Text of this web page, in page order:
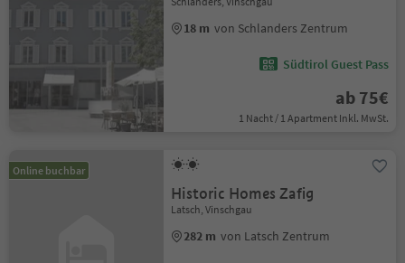
18 m von Schlanders Zentrum
Südtirol Guest Pass
ab 75€
1 Nacht / 1 Apartment Inkl. MwSt.
Online buchbar
Historic Homes Zafig
Latsch, Vinschgau
282 m von Latsch Zentrum